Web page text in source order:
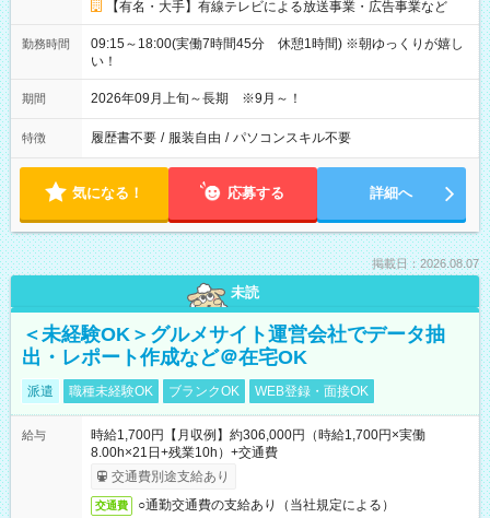
【有名・大手】有線テレビによる放送事業・広告事業など
勤務時間
09:15～18:00(実働7時間45分 休憩1時間) ※朝ゆっくりが嬉し
い！
期間 2026年09月上旬～長期 ※9月～！
特徴 履歴書不要 / 服装自由 / パソコンスキル不要
気になる！ 応募する 詳細へ
掲載日：2026.08.07
未読
＜未経験OK＞グルメサイト運営会社でデータ抽
出・レポート作成など＠在宅OK
派遣 職種未経験OK ブランクOK WEB登録・面接OK
給与
時給1,700円【月収例】約306,000円（時給1,700円×実働
8.00h×21日+残業10h）+交通費
交通費別途支給あり
交通費 ○通勤交通費の支給あり（当社規定による）